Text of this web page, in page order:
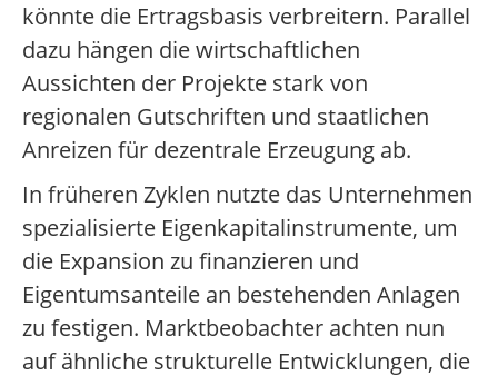
könnte die Ertragsbasis verbreitern. Parallel
dazu hängen die wirtschaftlichen
Aussichten der Projekte stark von
regionalen Gutschriften und staatlichen
Anreizen für dezentrale Erzeugung ab.
In früheren Zyklen nutzte das Unternehmen
spezialisierte Eigenkapitalinstrumente, um
die Expansion zu finanzieren und
Eigentumsanteile an bestehenden Anlagen
zu festigen. Marktbeobachter achten nun
auf ähnliche strukturelle Entwicklungen, die